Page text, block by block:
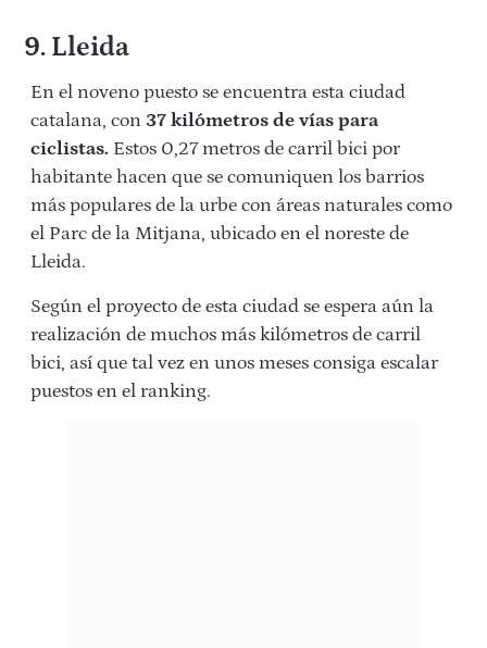
9. Lleida
En el noveno puesto se encuentra esta ciudad
catalana, con 37 kilómetros de vías para
ciclistas. Estos 0,27 metros de carril bici por
habitante hacen que se comuniquen los barrios
más populares de la urbe con áreas naturales como
el Parc de la Mitjana, ubicado en el noreste de
Lleida.
Según el proyecto de esta ciudad se espera aún la
realización de muchos más kilómetros de carril
bici, así que tal vez en unos meses consiga escalar
puestos en el ranking.